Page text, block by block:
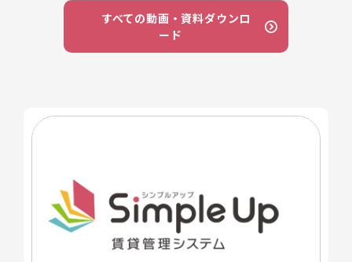
すべての動画・資料ダウンロ
ード